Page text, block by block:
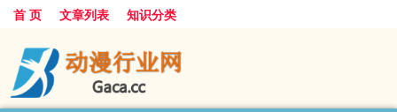
首 页 文章列表 知识分类